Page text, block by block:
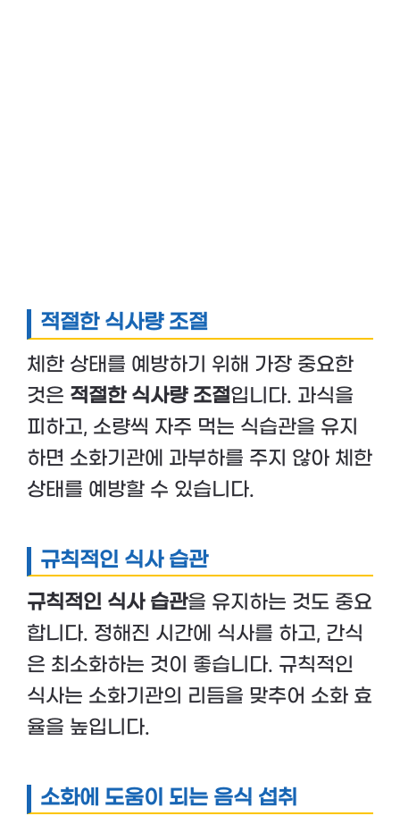
적절한 식사량 조절
체한 상태를 예방하기 위해 가장 중요한
것은 적절한 식사량 조절입니다. 과식을
피하고, 소량씩 자주 먹는 식습관을 유지
하면 소화기관에 과부하를 주지 않아 체한
상태를 예방할 수 있습니다.
규칙적인 식사 습관
규칙적인 식사 습관을 유지하는 것도 중요
합니다. 정해진 시간에 식사를 하고, 간식
은 최소화하는 것이 좋습니다. 규칙적인
식사는 소화기관의 리듬을 맞추어 소화 효
율을 높입니다.
소화에 도움이 되는 음식 섭취